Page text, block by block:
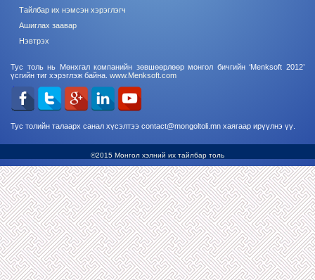
Тайлбар их нэмсэн хэрэглэгч
Ашиглах заавар
Нэвтрэх
Тус толь нь Мөнхгал компанийн зөвшөөрлөөр монгол бичгийн ‘Menksoft 2012’
үсгийн тиг хэрэглэж байна. www.Menksoft.com
Тус толийн талаарх санал хүсэлтээ contact@mongoltoli.mn хаягаар ирүүлнэ үү.
©2015 Монгол хэлний их тайлбар толь